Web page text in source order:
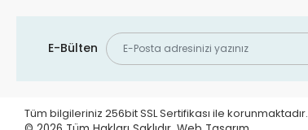
E-Bülten
Tüm bilgileriniz 256bit SSL Sertifikası ile korunmaktadır.